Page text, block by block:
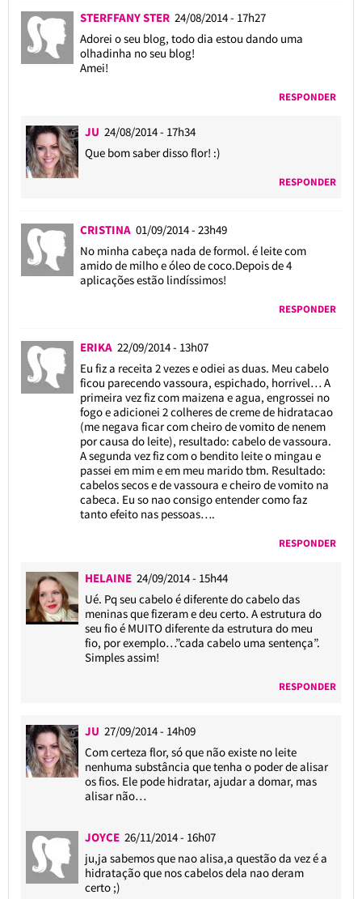
STERFFANY STER 24/08/2014 - 17h27
Adorei o seu blog, todo dia estou dando uma
olhadinha no seu blog!
Amei!
RESPONDER
JU 24/08/2014 - 17h34
Que bom saber disso flor! :)
RESPONDER
CRISTINA 01/09/2014 - 23h49
No minha cabeça nada de formol. é leite com
amido de milho e óleo de coco.Depois de 4
aplicações estão lindíssimos!
RESPONDER
ERIKA 22/09/2014 - 13h07
Eu fiz a receita 2 vezes e odiei as duas. Meu cabelo
ficou parecendo vassoura, espichado, horrivel… A
primeira vez fiz com maizena e agua, engrossei no
fogo e adicionei 2 colheres de creme de hidratacao
(me negava ficar com cheiro de vomito de nenem
por causa do leite), resultado: cabelo de vassoura.
A segunda vez fiz com o bendito leite o mingau e
passei em mim e em meu marido tbm. Resultado:
cabelos secos e de vassoura e cheiro de vomito na
cabeca. Eu so nao consigo entender como faz
tanto efeito nas pessoas….
RESPONDER
HELAINE24/09/2014 - 15h44
Ué. Pq seu cabelo é diferente do cabelo das
meninas que fizeram e deu certo. A estrutura do
seu fio é MUITO diferente da estrutura do meu
fio, por exemplo…”cada cabelo uma sentença”.
Simples assim!
RESPONDER
JU 27/09/2014 - 14h09
Com certeza flor, só que não existe no leite
nenhuma substância que tenha o poder de alisar
os fios. Ele pode hidratar, ajudar a domar, mas
alisar não…
JOYCE26/11/2014 - 16h07
ju,ja sabemos que nao alisa,a questão da vez é a
hidratação que nos cabelos dela nao deram
certo ;)